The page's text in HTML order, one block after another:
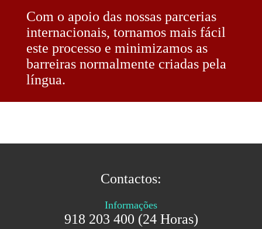
Com o apoio das nossas parcerias
internacionais, tornamos mais fácil
este processo e minimizamos as
barreiras normalmente criadas pela
língua.
Contactos:
Informações
918 203 400 (24 Horas)